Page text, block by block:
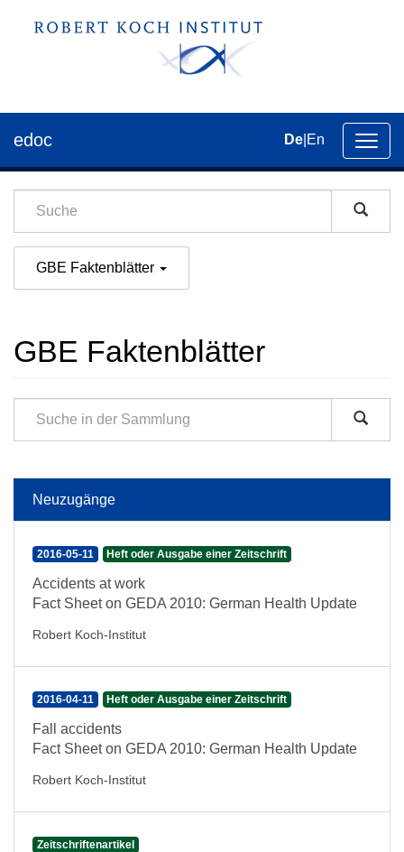
der
edoc De En
GBE Faktenblätter
GBE Faktenblätter
Neuzugänge
2016-05-11 Heft oder Ausgabe einer Zeitschrift
Accidents at work
Fact Sheet on GEDA 2010: German Health Update
Robert Koch-Institut
2016-04-11 Heft oder Ausgabe einer Zeitschrift
Fall accidents
Fact Sheet on GEDA 2010: German Health Update
Robert Koch-Institut
Zeitschriftenartikel